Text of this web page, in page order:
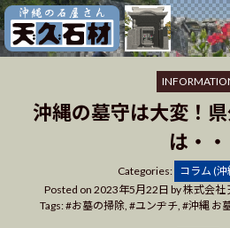
Skip
to
content
沖縄の墓守は大変！
は・・
Categories: Categories
コラム (
Posted on 2023年5月22日 by株式会社
Tags:
お墓の掃除, ユンヂチ, 沖縄 お